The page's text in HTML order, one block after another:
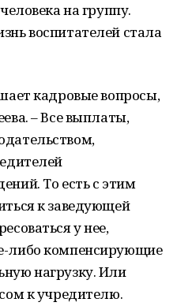
на группу.
воспитателей стала
кадровые вопросы,
– Все выплаты,
То есть с этим
к заведующей
у нее,
либо компенсирующие
нагрузку. Или
к учредителю.